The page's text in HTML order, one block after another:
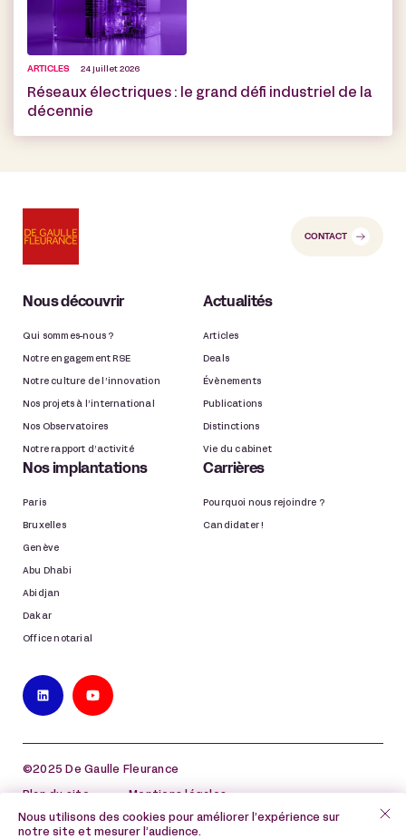
ARTICLES 24 juillet 2026
Réseaux électriques : le grand défi industriel de la
décennie
CONTACT
Nous découvrir
Qui sommes-nous ?
Notre engagement RSE
Notre culture de l’innovation
Nos projets à l’international
Nos Observatoires
Notre rapport d’activité
Actualités
Articles
Deals
Évènements
Publications
Distinctions
Vie du cabinet
Nos implantations
Paris
Bruxelles
Genève
Abu Dhabi
Abidjan
Dakar
Office notarial
Carrières
Pourquoi nous rejoindre ?
Candidater !
©2025 De Gaulle Fleurance
Plan du site Mentions légales
Politique de protection des données à caractère
Nous utilisons des cookies pour améliorer l’expérience sur
notre site et mesurer l’audience.